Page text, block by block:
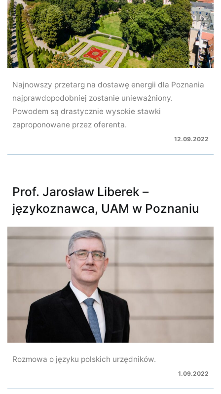
Najnowszy przetarg na dostawę energii dla Poznania
najprawdopodobniej zostanie unieważniony.
Powodem są drastycznie wysokie stawki
zaproponowane przez oferenta.
12.09.2022
Prof. Jarosław Liberek –
językoznawca, UAM w Poznaniu
Rozmowa o języku polskich urzędników.
1.09.2022